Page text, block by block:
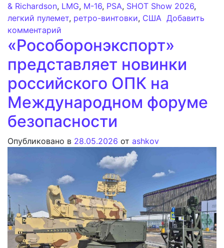
& Richardson, LMG, M-16, PSA, SHOT Show 2026,
легкий пулемет, ретро-винтовки, США Добавить
комментарий
«Рособоронэкспорт»
представляет новинки
российского ОПК на
Международном форуме
безопасности
Опубликовано в 28.05.2026 от ashkov